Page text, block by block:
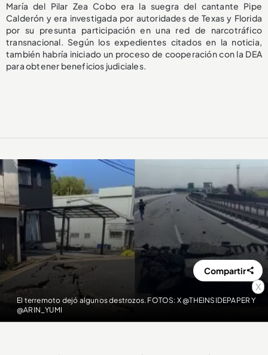
x
María del Pilar Zea Cobo era la suegra del cantante Pipe
Calderón y era investigada por autoridades de Texas y Florida
por su presunta participación en una red de narcotráfico
transnacional. Según los expedientes citados en la noticia,
también habría iniciado un proceso de cooperación con la DEA
para obtener beneficios judiciales.
El terremoto dejó algunos destrozos. FOTOS: X @THEINSIDEPAPER Y
@ARIN_YUMI
Compartir